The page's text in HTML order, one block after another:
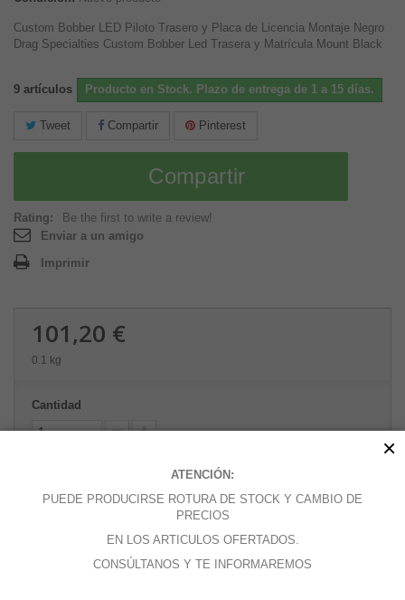
Custom Bobber LED Piloto Trasero y Placa de Licencia Montaje Negro
Drag Specialties Custom Bobber Led Trasera y Matrícula Mount Black
9 artículos Producto en Stock. Plazo de entrega de 1 a 15 días.
Tweet Compartir Pinterest
Compartir
Rating:
Be the first to write a review!
Enviar a un amigo
Imprimir
101,20 €
0.1 kg
Cantidad
Añadir al carrito
ATENCIÓN:
PUEDE PRODUCIRSE ROTURA DE STOCK Y CAMBIO DE
PRECIOS
EN LOS ARTICULOS OFERTADOS.
CONSÚLTANOS Y TE INFORMAREMOS
×